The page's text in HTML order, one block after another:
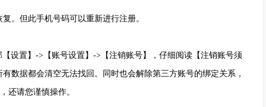
但此手机号码可以重新进行注册。
置】->【账号设置】->【注销账号】，仔细阅读【注销账号须
数据都会清空无法找回。同时也会解除第三方账号的绑定关系，
还请您谨慎操作。